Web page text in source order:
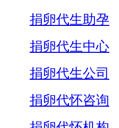
捐卵代生助孕
捐卵代生中心
捐卵代生公司
捐卵代怀咨询